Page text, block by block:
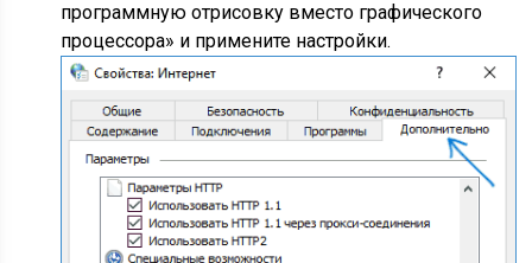
программную отрисовку вместо графического
процессора» и примените настройки.